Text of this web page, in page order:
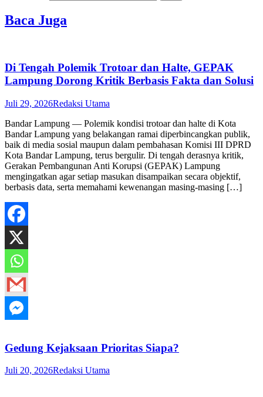
Baca Juga
Di Tengah Polemik Trotoar dan Halte, GEPAK
Lampung Dorong Kritik Berbasis Fakta dan Solusi
Juli 29, 2026Redaksi Utama
Bandar Lampung — Polemik kondisi trotoar dan halte di Kota
Bandar Lampung yang belakangan ramai diperbincangkan publik,
baik di media sosial maupun dalam pembahasan Komisi III DPRD
Kota Bandar Lampung, terus bergulir. Di tengah derasnya kritik,
Gerakan Pembangunan Anti Korupsi (GEPAK) Lampung
mengingatkan agar setiap masukan disampaikan secara objektif,
berbasis data, serta memahami kewenangan masing-masing […]
Gedung Kejaksaan Prioritas Siapa?
Juli 20, 2026Redaksi Utama